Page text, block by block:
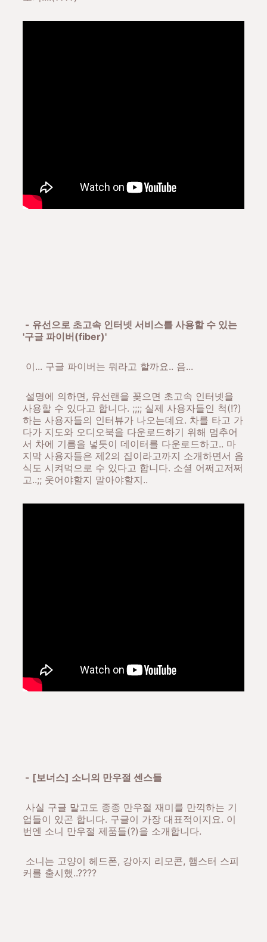
- 유선으로 초고속 인터넷 서비스를 사용할 수 있는
'구글 파이버(fiber)'
이... 구글 파이버는 뭐라고 할까요.. 음...
설명에 의하면, 유선랜을 꽂으면 초고속 인터넷을
사용할 수 있다고 합니다. ;;;; 실제 사용자들인 척(!?)
하는 사용자들의 인터뷰가 나오는데요. 차를 타고 가
다가 지도와 오디오북을 다운로드하기 위해 멈추어
서 차에 기름을 넣듯이 데이터를 다운로드하고.. 마
지막 사용자들은 제2의 집이라고까지 소개하면서 음
식도 시켜먹으로 수 있다고 합니다. 소셜 어쩌고저쩌
고..;; 웃어야할지 말아야할지..
- [보너스] 소니의 만우절 센스들
사실 구글 말고도 종종 만우절 재미를 만끽하는 기
업들이 있곤 합니다. 구글이 가장 대표적이지요. 이
번엔 소니 만우절 제품들(?)을 소개합니다.
소니는 고양이 헤드폰, 강아지 리모콘, 햄스터 스피
커를 출시했..????